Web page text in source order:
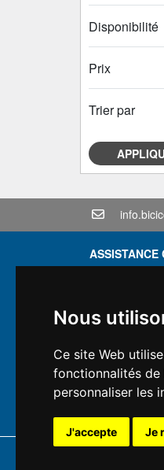
Nous
Ce site Web
fonctionnalités de
personnaliser les
J'accepte Je
Disponibilité
Prix
Trier par
ASSISTANCE
Informations
Types de
Droit de
Application de